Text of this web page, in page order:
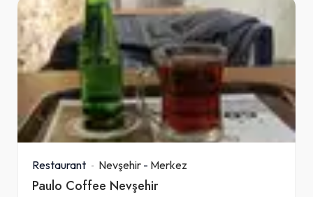
Restaurant Nevşehir - Merkez
Paulo Coffee Nevşehir